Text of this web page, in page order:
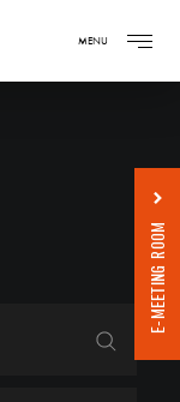
MENU
E-MEETING ROOM